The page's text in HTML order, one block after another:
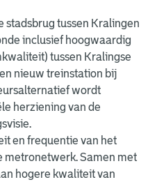
stadsbrug tussen Kralingen
inclusief hoogwaardig
tussen Kralingse
nieuw treinstation bij
wordt
herziening van de
en frequentie van het
metronetwerk. Samen met
hogere kwaliteit van